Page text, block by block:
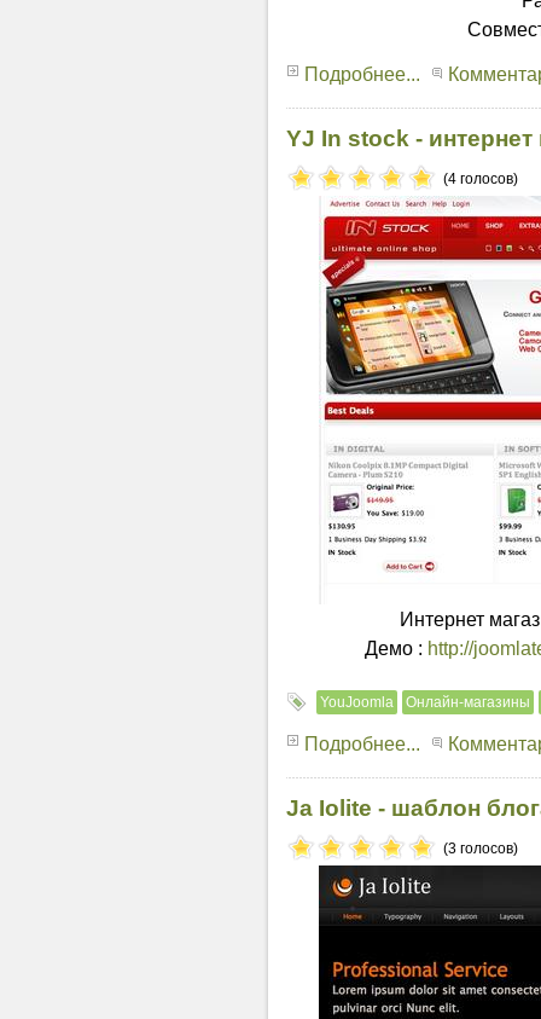
Подробнее...
YJ In stock -
(4 голосов)
Интернет
Демо : http://
YouJoomla Онлайн-магазины
Подробнее...
Ja Iolite - шаблон
(3 голосов)